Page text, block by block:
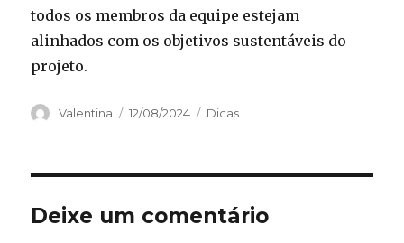
todos os membros da equipe estejam
alinhados com os objetivos sustentáveis do
projeto.
Autor
Valentina
Publicado
12/08/2024 Categorias
Dicas
Deixe um comentário